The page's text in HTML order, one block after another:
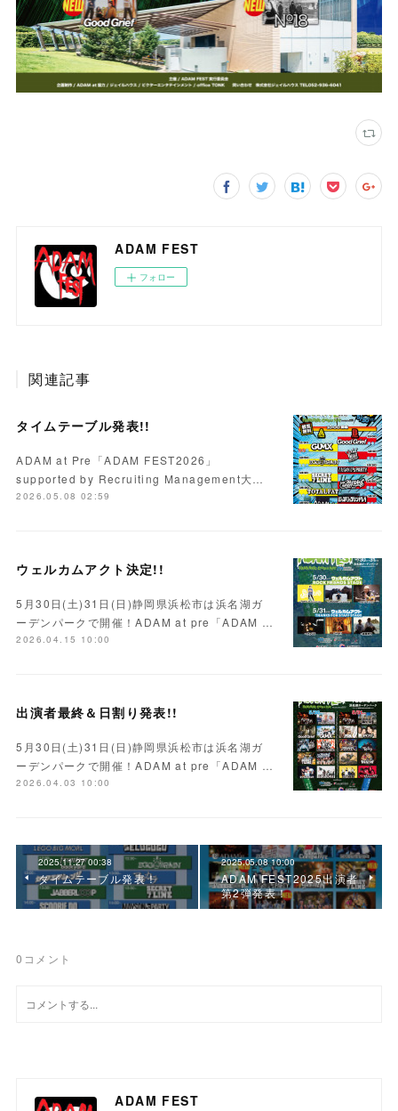
ADAM FEST
フォロー
関連記事
タイムテーブル発表!!
ADAM at Pre「ADAM FEST2026」
supported by Recruiting Management大…
2026.05.08 02:59
ウェルカムアクト決定!!
5月30日(土)31日(日)静岡県浜松市は浜名湖ガ
ーデンパークで開催！ADAM at pre「ADAM …
2026.04.15 10:00
出演者最終＆日割り発表!!
5月30日(土)31日(日)静岡県浜松市は浜名湖ガ
ーデンパークで開催！ADAM at pre「ADAM …
2026.04.03 10:00
2025.11.27 00:38
タイムテーブル発表！
2025.05.08 10:00
ADAM FEST2025出演者
第2弾発表！
0 コメント
ADAM FEST